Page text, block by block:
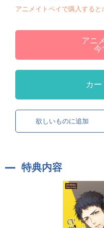
アニメイトペイで購入する
アニ
今
カ
欲しいものに追加
特典内容